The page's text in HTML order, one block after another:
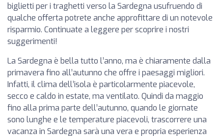
biglietti per i traghetti verso la Sardegna usufruendo di
qualche offerta potrete anche approfittare di un notevole
risparmio. Continuate a leggere per scoprire i nostri
suggerimenti!
La Sardegna è bella tutto l’anno, ma è chiaramente dalla
primavera fino all’autunno che offre i paesaggi migliori.
Infatti, il clima dell’isola è particolarmente piacevole,
secco e caldo in estate, ma ventilato. Quindi da maggio
fino alla prima parte dell’autunno, quando le giornate
sono lunghe e le temperature piacevoli, trascorrere una
vacanza in Sardegna sarà una vera e propria esperienza